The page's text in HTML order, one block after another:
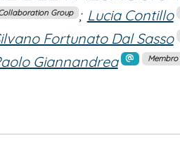
Group ; Lucia Contillo
Fortunato Dal Sasso
Giannandrea